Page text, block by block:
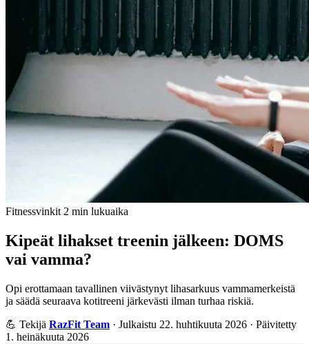
Fitnessvinkit 2 min lukuaika
Kipeät lihakset treenin jälkeen: DOMS
vai vamma?
Opi erottamaan tavallinen viivästynyt lihasarkuus vammamerkeistä
ja säädä seuraava kotitreeni järkevästi ilman turhaa riskiä.
💪 Tekijä RazFit Team · Julkaistu 22. huhtikuuta 2026 · Päivitetty
1. heinäkuuta 2026